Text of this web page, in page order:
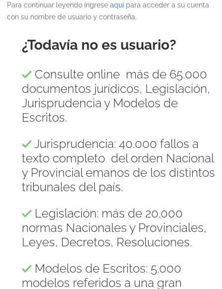
Para continuar leyendo ingrese aquípara acceder a su cuenta
con su nombre de usuario y contraseña.
¿Todavía no es usuario?
Consulte online más de 65.000
documentos jurídicos, Legislación,
Jurisprudencia y Modelos de
Escritos.
Jurisprudencia: 40.000 fallos a
texto completo del orden Nacional
y Provincial emanos de los distintos
tribunales del país.
Legislación: más de 20.000
normas Nacionales y Provinciales,
Leyes, Decretos, Resoluciones.
Modelos de Escritos: 5.000
modelos referidos a una gran